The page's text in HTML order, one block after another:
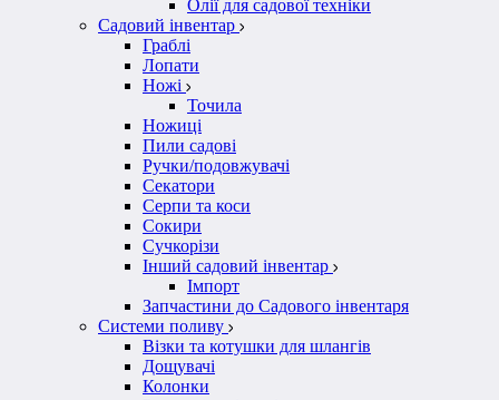
Олії для садової техніки
Садовий інвентар
Граблі
Лопати
Ножі
Точила
Ножиці
Пили садові
Ручки/подовжувачі
Секатори
Серпи та коси
Сокири
Сучкорізи
Інший садовий інвентар
Імпорт
Запчастини до Садового інвентаря
Системи поливу
Візки та котушки для шлангів
Дощувачі
Колонки